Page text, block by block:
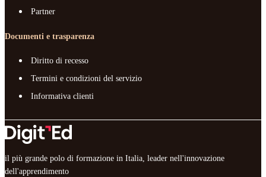
Partner
Documenti e trasparenza
Diritto di recesso
Termini e condizioni del servizio
Informativa clienti
il più grande polo di formazione in Italia, leader nell'innovazione
dell'apprendimento